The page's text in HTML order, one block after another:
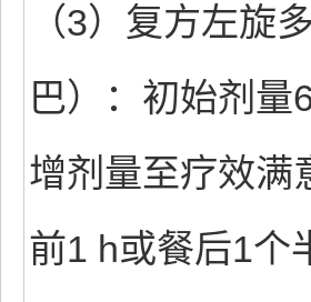
（3）复方左旋
巴）：初始剂量
增剂量至疗效满
前1 h或餐后1个